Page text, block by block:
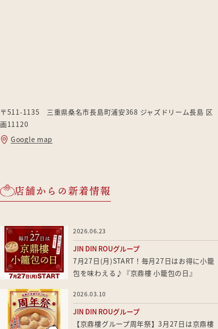
〒511-1135 三重県桑名市長島町浦安368 ジャズドリーム長島 区
画11120
Google map
店舗からの新着情報
2026.06.23
JIN DIN ROUグループ
7月27日(月)START！毎月27日はお得に小籠
包を味わえる♪『京鼎樓 小籠包の日』
2026.03.10
JIN DIN ROUグループ
【京鼎樓グループ周年祭】3月27日は京鼎樓